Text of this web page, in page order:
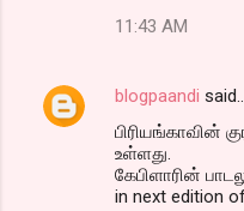
e
11:43 AM
blogpaandi said…
பிரியங்காவின்
உள்ளது.
கேபிளாரின்
in next edition